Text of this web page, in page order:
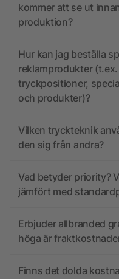
kommer att se ut
produktion?
Hur kan jag beställa
reklamprodukter
tryckpositioner,
och produkter)?
Vilken tryckteknik
den sig från andra?
Vad betyder priority?
jämfört med
Erbjuder allbranded
höga är
Finns det dolda